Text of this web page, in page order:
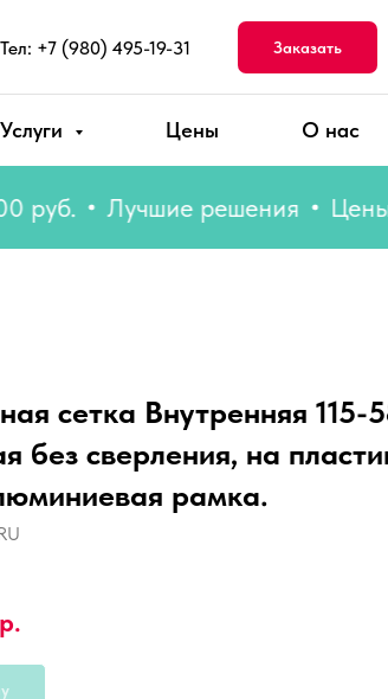
Тел: +7 (980) 495-19-31 Заказать
Услуги Цены О нас
Лучшие решения Цены от
сетка Внутренняя
без сверления, на
рамка.
р.